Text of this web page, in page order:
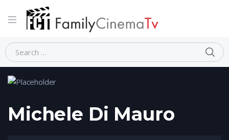
Home Person Michele Di Mauro
Michele Di Mauro